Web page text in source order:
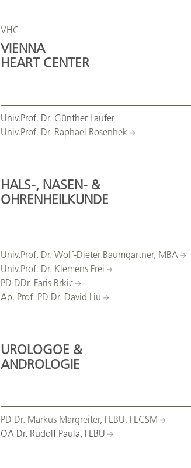
VHC
VIENNA
HEART CENTER
Univ.Prof. Dr. Günther Laufer
Univ.Prof. Dr. Raphael Rosenhek
HALS-, NASEN- &
OHRENHEILKUNDE
Univ.Prof. Dr. Wolf-Dieter Baumgartner, MBA
Univ.Prof. Dr. Klemens Frei
PD DDr. Faris Brkic
Ap. Prof. PD Dr. David Liu
UROLOGOE &
ANDROLOGIE
PD Dr. Markus Margreiter, FEBU, FECSM
OA Dr. Rudolf Paula, FEBU